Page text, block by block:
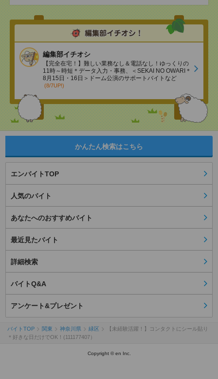
編集部イチオシ
【完全在宅！】難しい業務なし＆電話なし！ゆっくりの
11時～時短＊データ入力・事務、＜SEKAI NO OWARI＊
8月15日・16日＞ドーム公演のサポートバイトなど
(8/7UP!)
かんたん検索はこちら
エンバイトTOP
人気のバイト
あなたへのおすすめバイト
最近見たバイト
詳細検索
バイトQ&A
アンケート&プレゼント
バイトTOP 関東 神奈川県 緑区
【未経験活躍！】コンタクトにシール貼り
＊好きな日だけでOK！(111177407）
Copyright © en Inc.